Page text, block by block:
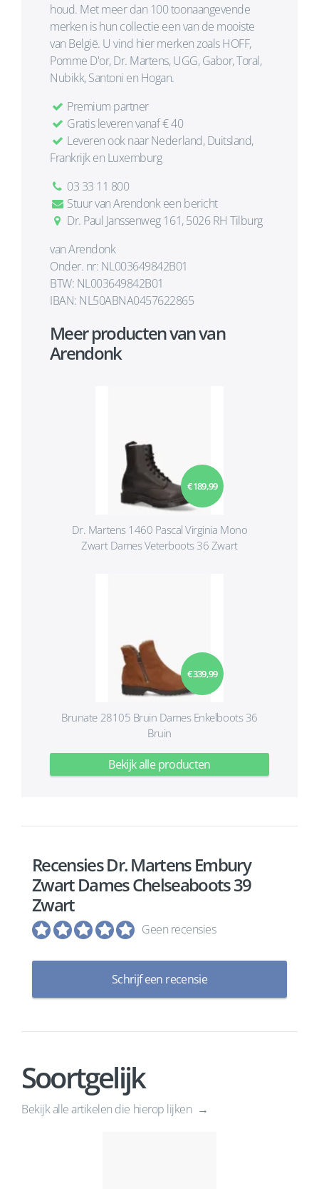
houd. Met meer dan 100 toonaangevende
merken is hun collectie een van de mooiste
van België. U vind hier merken zoals HOFF,
Pomme D'or, Dr. Martens, UGG, Gabor, Toral,
Nubikk, Santoni en Hogan.
Premium partner
Gratis leveren vanaf € 40
Leveren ook naar Nederland, Duitsland,
Frankrijk en Luxemburg
03 33 11 800
Stuur van Arendonk een bericht
Dr. Paul Janssenweg 161, 5026 RH Tilburg
van Arendonk
Onder. nr: NL003649842B01
BTW: NL003649842B01
IBAN: NL50ABNA0457622865
Meer producten van van
Arendonk
€ 189,99
Dr. Martens 1460 Pascal Virginia Mono
Zwart Dames Veterboots 36 Zwart
€ 339,99
Brunate 28105 Bruin Dames Enkelboots 36
Bruin
Bekijk alle producten
Recensies Dr. Martens Embury
Zwart Dames Chelseaboots 39
Zwart
Geen recensies
Schrijf een recensie
Soortgelijk
Bekijk alle artikelen die hierop lijken